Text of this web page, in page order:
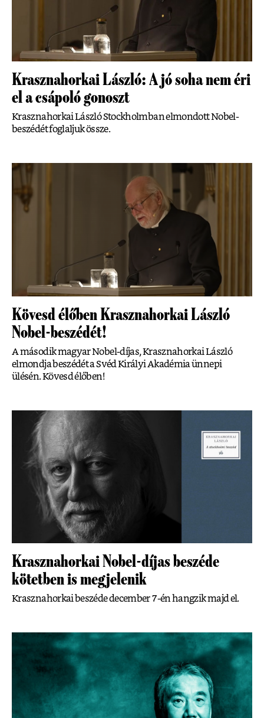
Krasznahorkai László: A jó soha nem éri
el a csápoló gonoszt
Krasznahorkai László Stockholmban elmondott Nobel-
beszédét foglaljuk össze.
Kövesd élőben Krasznahorkai László
Nobel-beszédét!
A második magyar Nobel-díjas, Krasznahorkai László
elmondja beszédét a Svéd Királyi Akadémia ünnepi
ülésén. Kövesd élőben!
Krasznahorkai Nobel-díjas beszéde
kötetben is megjelenik
Krasznahorkai beszéde december 7-én hangzik majd el.